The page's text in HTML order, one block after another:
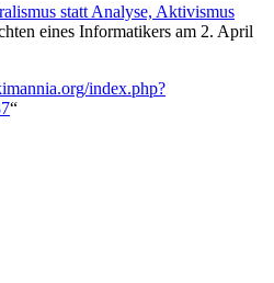
statt Analyse, Aktivismus
eines Informatikers am 2. April
index.php?
“